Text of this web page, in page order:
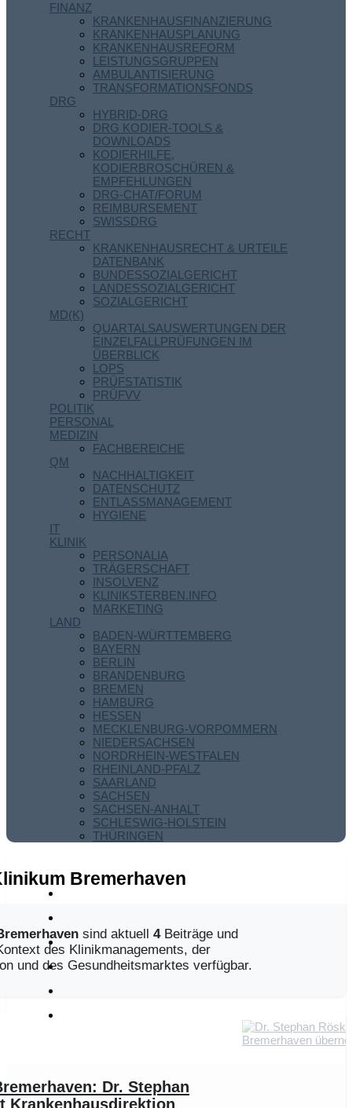
FINANZ
KRANKENHAUSFINANZIERUNG
KRANKENHAUSPLANUNG
KRANKENHAUSREFORM
LEISTUNGSGRUPPEN
AMBULANTISIERUNG
TRANSFORMATIONSFONDS
DRG
HYBRID-DRG
DRG KODIER-TOOLS &
DOWNLOADS
KODIERHILFE,
KODIERBROSCHÜREN &
EMPFEHLUNGEN
DRG-CHAT/FORUM
REIMBURSEMENT
SWISSDRG
RECHT
KRANKENHAUSRECHT & URTEILE
DATENBANK
BUNDESSOZIALGERICHT
LANDESSOZIALGERICHT
SOZIALGERICHT
MD(K)
QUARTALSAUSWERTUNGEN DER
EINZELFALLPRÜFUNGEN IM
ÜBERBLICK
LOPS
PRÜFSTATISTIK
PRÜFVV
POLITIK
PERSONAL
MEDIZIN
FACHBEREICHE
QM
NACHHALTIGKEIT
DATENSCHUTZ
ENTLASSMANAGEMENT
HYGIENE
IT
KLINIK
PERSONALIA
TRÄGERSCHAFT
INSOLVENZ
KLINIKSTERBEN.INFO
MARKETING
LAND
BADEN-WÜRTTEMBERG
BAYERN
BERLIN
BRANDENBURG
BREMEN
HAMBURG
HESSEN
MECKLENBURG-VORPOMMERN
NIEDERSACHSEN
NORDRHEIN-WESTFALEN
RHEINLAND-PFALZ
SAARLAND
SACHSEN
SACHSEN-ANHALT
SCHLESWIG-HOLSTEIN
THÜRINGEN
Bremerhaven
sind aktuell 4Beiträge und
des Klinikmanagements, der
und des Gesundheitsmarktes verfügbar.
Dr. Stephan
Krankenhausdirektion